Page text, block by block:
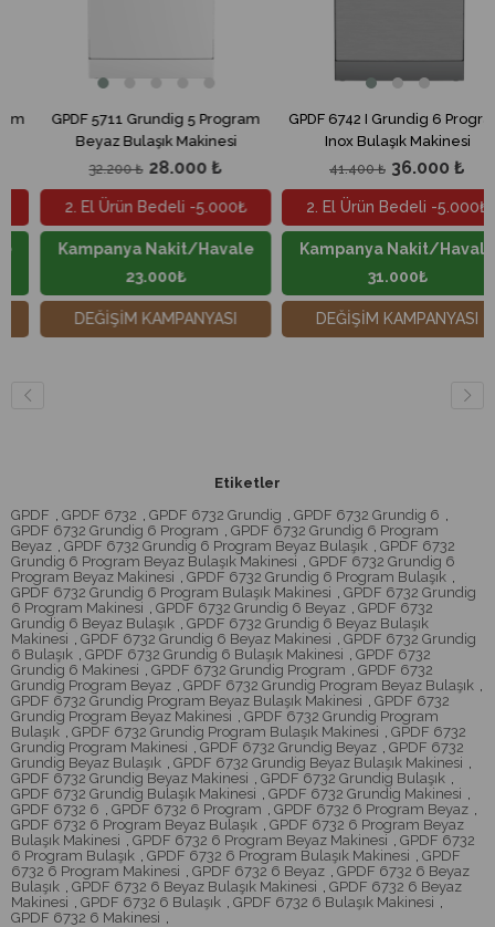
GPDF 5711 Grundig 5 Program
Beyaz Bulaşık Makinesi
28.000 ₺
32.200 ₺
2. El Ürün Bedeli -5.000₺
Kampanya Nakit/Havale
23.000₺
DEĞİŞİM KAMPANYASI
GPDF 6742 I Grundig 6 Program
Inox Bulaşık Makinesi
36.000 ₺
41.400 ₺
2. El Ürün Bedeli -5.000₺
Kampanya Nakit/Havale
31.000₺
DEĞİŞİM KAMPANYASI
Etiketler
GPDF , GPDF 6732 , GPDF 6732 Grundig , GPDF 6732 Grundig 6 ,
GPDF 6732 Grundig 6 Program , GPDF 6732 Grundig 6 Program
Beyaz , GPDF 6732 Grundig 6 Program Beyaz Bulaşık , GPDF 6732
Grundig 6 Program Beyaz Bulaşık Makinesi , GPDF 6732 Grundig 6
Program Beyaz Makinesi , GPDF 6732 Grundig 6 Program Bulaşık ,
GPDF 6732 Grundig 6 Program Bulaşık Makinesi , GPDF 6732 Grundig
6 Program Makinesi , GPDF 6732 Grundig 6 Beyaz , GPDF 6732
Grundig 6 Beyaz Bulaşık , GPDF 6732 Grundig 6 Beyaz Bulaşık
Makinesi , GPDF 6732 Grundig 6 Beyaz Makinesi , GPDF 6732 Grundig
6 Bulaşık , GPDF 6732 Grundig 6 Bulaşık Makinesi , GPDF 6732
Grundig 6 Makinesi , GPDF 6732 Grundig Program , GPDF 6732
Grundig Program Beyaz , GPDF 6732 Grundig Program Beyaz Bulaşık ,
GPDF 6732 Grundig Program Beyaz Bulaşık Makinesi , GPDF 6732
Grundig Program Beyaz Makinesi , GPDF 6732 Grundig Program
Bulaşık , GPDF 6732 Grundig Program Bulaşık Makinesi , GPDF 6732
Grundig Program Makinesi , GPDF 6732 Grundig Beyaz , GPDF 6732
Grundig Beyaz Bulaşık , GPDF 6732 Grundig Beyaz Bulaşık Makinesi ,
GPDF 6732 Grundig Beyaz Makinesi , GPDF 6732 Grundig Bulaşık ,
GPDF 6732 Grundig Bulaşık Makinesi , GPDF 6732 Grundig Makinesi ,
GPDF 6732 6 , GPDF 6732 6 Program , GPDF 6732 6 Program Beyaz ,
GPDF 6732 6 Program Beyaz Bulaşık , GPDF 6732 6 Program Beyaz
Bulaşık Makinesi , GPDF 6732 6 Program Beyaz Makinesi , GPDF 6732
6 Program Bulaşık , GPDF 6732 6 Program Bulaşık Makinesi , GPDF
6732 6 Program Makinesi , GPDF 6732 6 Beyaz , GPDF 6732 6 Beyaz
Bulaşık , GPDF 6732 6 Beyaz Bulaşık Makinesi , GPDF 6732 6 Beyaz
Makinesi , GPDF 6732 6 Bulaşık , GPDF 6732 6 Bulaşık Makinesi ,
GPDF 6732 6 Makinesi ,